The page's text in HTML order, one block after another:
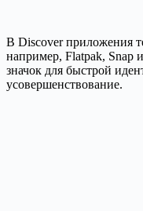
В Discover приложения
например, Flatpak, Snap
значок для быстрой
усовершенствование.